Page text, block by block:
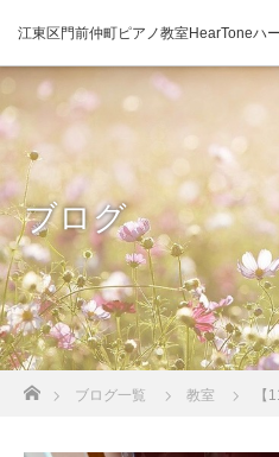
江東区門前仲町ピアノ教室HearToneハ
ブログ
ブログ一覧 教室 【